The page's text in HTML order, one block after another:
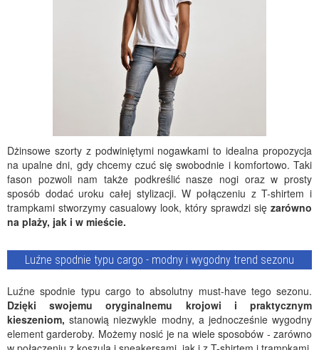
Dżinsowe szorty z podwiniętymi nogawkami to idealna propozycja
na upalne dni, gdy chcemy czuć się swobodnie i komfortowo. Taki
fason pozwoli nam także podkreślić nasze nogi oraz w prosty
sposób dodać uroku całej stylizacji. W połączeniu z T-shirtem i
trampkami stworzymy casualowy look, który sprawdzi się zarówno
na plaży, jak i w mieście.
Luźne spodnie typu cargo - modny i wygodny trend sezonu
Luźne spodnie typu cargo to absolutny must-have tego sezonu.
Dzięki swojemu oryginalnemu krojowi i praktycznym
kieszeniom, stanowią niezwykle modny, a jednocześnie wygodny
element garderoby. Możemy nosić je na wiele sposobów - zarówno